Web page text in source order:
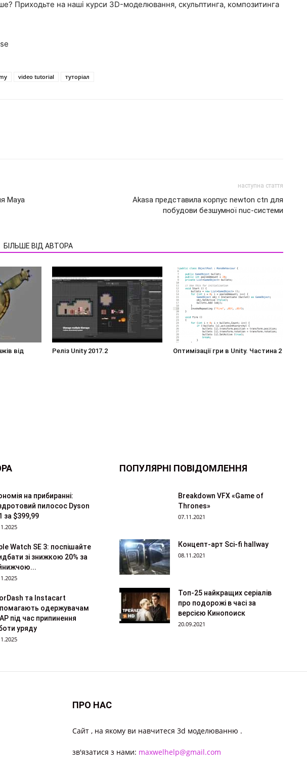
Приходьте на наші курси 3D-моделювання, скульптинга, композитинга
video tutorial туторіал
Maya
наступна стаття
Akasa представила корпус newton ctn для
побудови безшумної nuc-системи
БІЛЬШЕ ВІД АВТОРА
від
Реліз Unity 2017.2 Оптимізації гри в Unity. Частина 2
на прибиранні:
пилосос Dyson
за $399,99
Watch SE 3: поспішайте
зі знижкою 20% за
та Instacart
одержувачам
під час припинення
уряду
ПОПУЛЯРНІ ПОВІДОМЛЕННЯ
Breakdown VFX «Game of
Thrones»
07.11.2021
Концепт-арт Sci-fi hallway
08.11.2021
Топ-25 найкращих серіалів
про подорожі в часі за
версією Кинопоиск
20.09.2021
ПРО НАС
Cайт , на якому ви навчитеся 3d моделюванню .
зв'язатися з нами: maxwelhelp@gmail.com